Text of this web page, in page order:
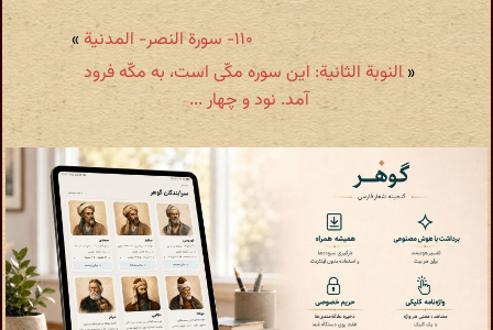
۱۱۰- سورة النصر- المدنیة
»
«النوبة الثانیة: این سوره مکّی است، به مکّه فرود
آمد. نود و چهار ...